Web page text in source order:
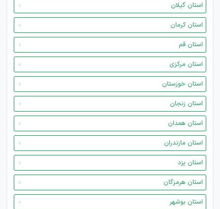
استان گیلان
استان کرمان
استان قم
استان مرکزی
استان خوزستان
استان زنجان
استان همدان
استان مازندران
استان یزد
استان هرمزگان
استان بوشهر